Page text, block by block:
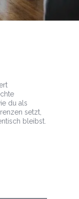
du als
setzt,
bleibst.